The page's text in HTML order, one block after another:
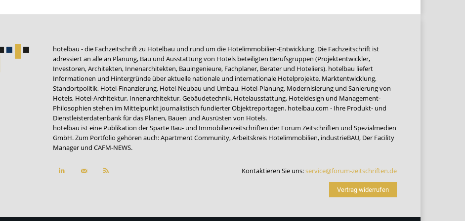
hotelbau - die Fachzeitschrift zu Hotelbau und rund um die Hotelimmobilien-Entwicklung. Die Fachzeitschrift ist
adressiert an alle an Planung, Bau und Ausstattung von Hotels beteiligten Berufsgruppen (Projektentwickler,
Investoren, Architekten, Innenarchitekten, Bauingenieure, Fachplaner, Berater und Hoteliers). hotelbau liefert
Informationen und Hintergründe über aktuelle nationale und internationale Hotelprojekte. Marktentwicklung,
Standortpolitik, Hotel-Finanzierung, Hotel-Neubau und Umbau, Hotel-Planung, Modernisierung und Sanierung von
Hotels, Hotel-Architektur, Innenarchitektur, Gebäudetechnik, Hotelausstattung, Hoteldesign und Management-
Philosophien stehen im Mittelpunkt journalistisch fundierter Objektreportagen. hotelbau.com - Ihre Produkt- und
Dienstleisterdatenbank für das Planen, Bauen und Ausrüsten von Hotels.
hotelbau ist eine Publikation der Sparte Bau- und Immobilienzeitschriften der Forum Zeitschriften und Spezialmedien
GmbH. Zum Portfolio gehören auch:Apartment Community,Arbeitskreis Hotelimmobilien, industrieBAU, Der Facility
Manager und CAFM-NEWS.
Kontaktieren Sie uns:service@forum-zeitschriften.de
Vertrag widerrufen